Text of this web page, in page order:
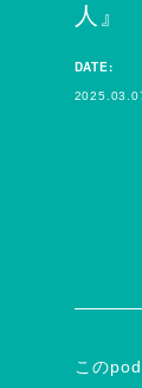
人』
DATE:
この